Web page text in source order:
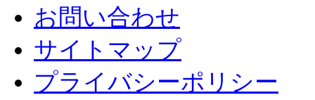
お問い合わせ
サイトマップ
プライバシーポリシー